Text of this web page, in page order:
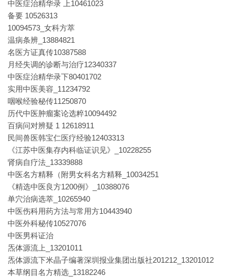
中医症治精华录 上10461023
备要 10526313
10094573_女科方萃
温病条辨_13884821
名医方证真传10387588
月经失调的诊断与治疗12340337
中医症治精华录下80401702
实用中医美容_11234792
咽喉经验秘传11250870
历代中医肿瘤案论选粹10094492
百病问对辨疑 1 12618911
民间兽医韩宝仁医疗经验12403313
《江苏中医集存内科临证识见》_10228255
肾病自疗法_13339888
中医名方精释（附男女科名方精释_10034251
《精选中医良方1200例》_10388076
单穴治病选萃_10265940
中医伤科用药方法与常用方10443940
中医外科秘传10527076
中医男科证治
炁体源流上_13201011
炁体源流下米晶子编著深圳报业集团出版社201212_13201012
本草纲目名方精选_13182246